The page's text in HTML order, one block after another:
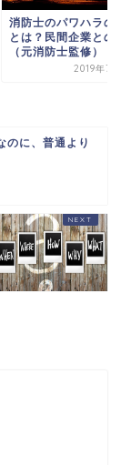
消防士のパワハラの
とは？民間企業との
（元消防士監修）
2019年7
のに、普通より